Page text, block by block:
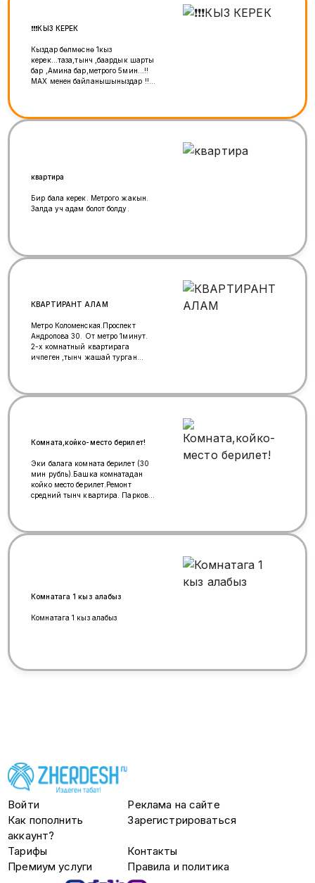
❗️❗️❗️КЫЗ КЕРЕК
Кыздар бөлмөсүнө 1кыз
керек...таза,тынч ,баардык шарты
бар ,Амина бар,метрого 5мин...!!
МАХ менен байланышыныздар !!
квартира
Бир бала керек. Метрого жакын.
Залда уч адам болот болду.
КВАРТИРАНТ АЛАМ
Метро Коломенская.Проспект
Андропова 30. От метро 1минут.
2-х комнатный квартирага
ичпеген ,тынч жашай турган
жок. АМИНА бар. Ватсап:
Комната,койко-место берилет!
Эки балага комната берилет (30
мин рубль).Башка комнатадан
койко место берилет.Ремонт
средний тынч квартира. Парковка
Комнатага 1 кыз алабыз
Комнатага 1 кыз алабыз
Войти
Реклама на сайте
Как пополнить
аккаунт?
Зарегистрироваться
Тарифы
Контакты
Премиум услуги
Правила и политика